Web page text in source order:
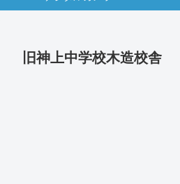
旧神上中学校木造校舎